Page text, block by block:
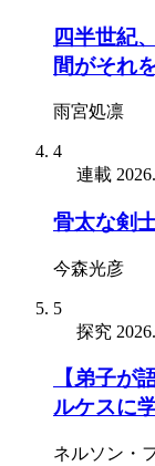
四半世紀
間がそれ
雨宮処凛
4
連載
骨太な剣
今森光彦
5
探究
【弟子が
ルケスに
ネルソン・